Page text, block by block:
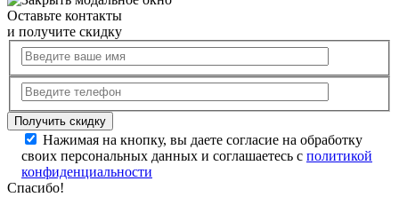
Оставьте контакты
и получите скидку
Нажимая на кнопку, вы даете согласие на обработку
своих персональных данных и соглашаетесь с политикой
конфиденциальности
Спасибо!